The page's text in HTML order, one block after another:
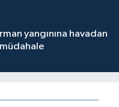
yangınına havadan